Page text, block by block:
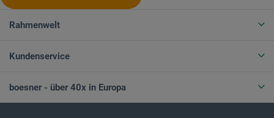
Rahmenwelt
Kundenservice
boesner - über 40x in Europa